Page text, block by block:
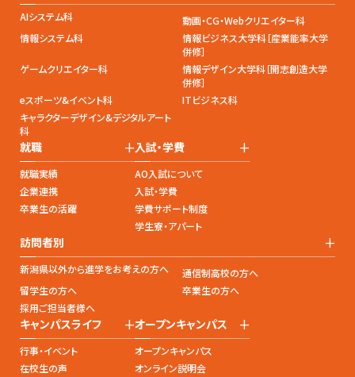
AIシステム科
動画・CG・Webクリエイター科
情報システム科
情報ビジネス大学科［産業能率大学
併修］
ゲームクリエイター科
情報デザイン大学科［開志創造大学
併修］
eスポーツ&イベント科
ITビジネス科
キャラクターデザイン&デジタルアート
科
就職 +
就職実績
企業連携
卒業生の活躍
入試・学費 +
AO入試について
入試・学費
学費サポート制度
学生寮・アパート
訪問者別 +
新潟県以外から進学をお考えの方へ
通信制高校の方へ
留学生の方へ
卒業生の方へ
採用ご担当者様へ
キャンパスライフ +
行事・イベント
在校生の声
オープンキャンパス +
オープンキャンパス
オンライン説明会